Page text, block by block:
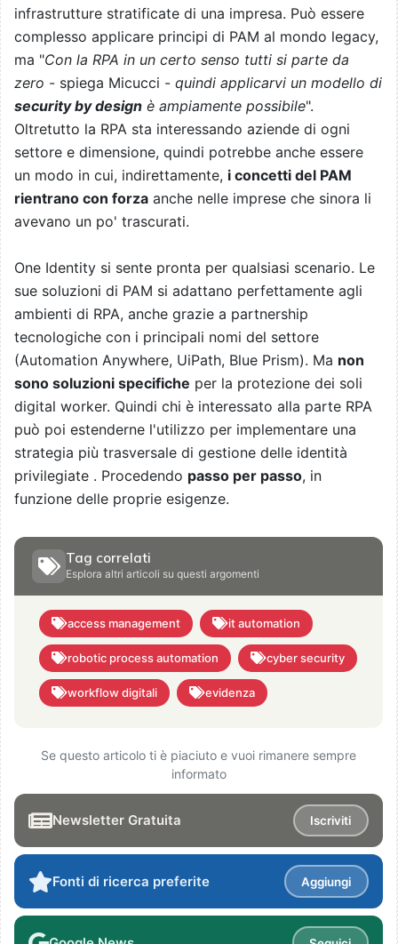
infrastrutture stratificate di una impresa. Può essere
complesso applicare principi di PAM al mondo legacy,
ma "Con la RPA in un certo senso tutti si parte da
zero - spiega Micucci - quindi applicarvi un modello di
security by design è ampiamente possibile".
Oltretutto la RPA sta interessando aziende di ogni
settore e dimensione, quindi potrebbe anche essere
un modo in cui, indirettamente, i concetti del PAM
rientrano con forza anche nelle imprese che sinora li
avevano un po' trascurati.
One Identity si sente pronta per qualsiasi scenario. Le
sue soluzioni di PAM si adattano perfettamente agli
ambienti di RPA, anche grazie a partnership
tecnologiche con i principali nomi del settore
(Automation Anywhere, UiPath, Blue Prism). Ma non
sono soluzioni specifiche per la protezione dei soli
digital worker. Quindi chi è interessato alla parte RPA
può poi estenderne l'utilizzo per implementare una
strategia più trasversale di gestione delle identità
privilegiate . Procedendo passo per passo, in
funzione delle proprie esigenze.
Tag correlati
Esplora altri articoli su questi argomenti
access management it automation
robotic process automation cyber security
workflow digitali evidenza
Se questo articolo ti è piaciuto e vuoi rimanere sempre
informato
Newsletter Gratuita Iscriviti
Fonti di ricerca preferite Aggiungi